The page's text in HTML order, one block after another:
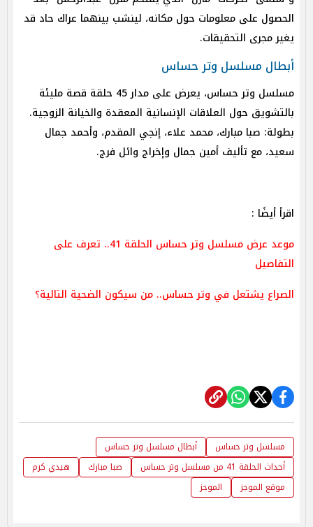
الحصول على معلومات حول مكانه، لينشب بينهما عراك حاد قد
يغير مجرى التحقيقات.
أبطال مسلسل وتر حساس
مسلسل وتر حساس، يعرض على مدار 45 حلقة قصة مليئة
بالتشويق حول العلاقات الإنسانية المعقدة والخيانة الزوجية.
بطولة: صبا مبارك، محمد علاء، إنجي المقدم، وأحمد جمال
سعيد، مع تأليف أمين جمال وإخراج وائل فرج.
اقرأ أيضًا :
موعد عرض مسلسل وتر حساس الحلقة 41.. تعرف على
التفاصيل
الصراع يشتعل في وتر حساس.. من سيكون الضحية التالية؟
مسلسل وتر حساس
أبطال مسلسل وتر حساس
أحداث الحلقة 41 من مسلسل وتر حساس
صبا مبارك
هيدي كرم
موقع الموجز
الموجز